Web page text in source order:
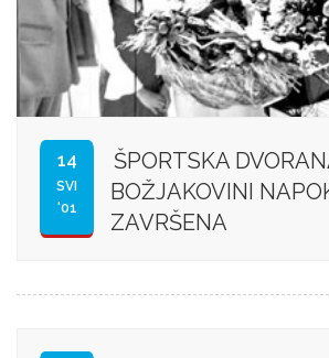
14
SVI
'01
ŠPORTSKA
BOŽJAKOVINI
ZAVRŠENA